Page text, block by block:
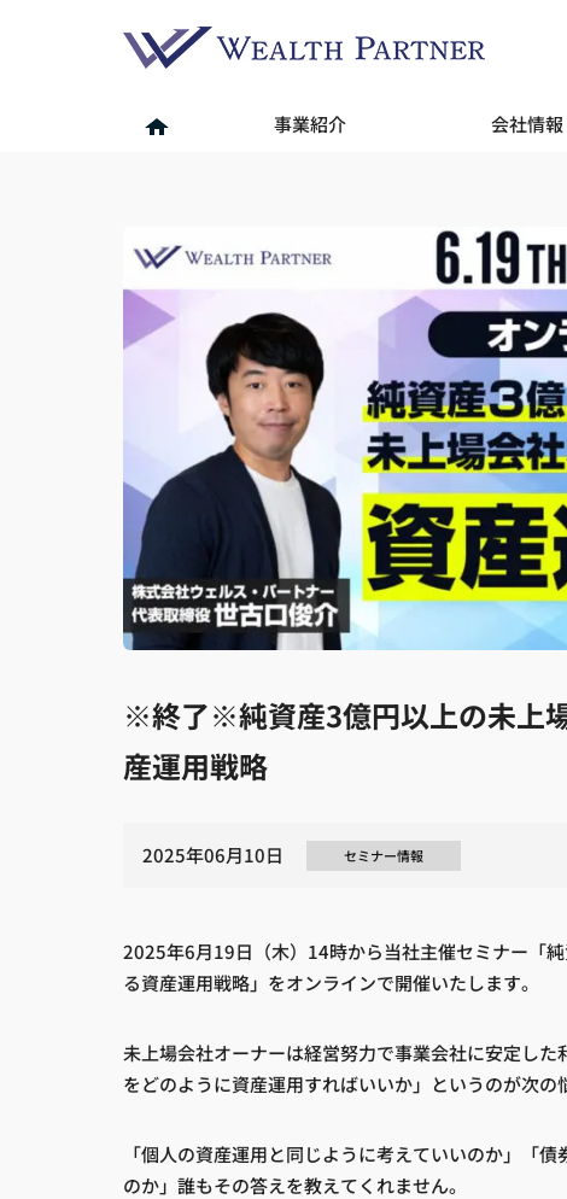
事業紹介 会社情報
※終了※純資産3億円以上の未上
産運用戦略
2025年06月10日 セミナー情報
2025年6月19日（木）14時から当社主催セミナー「
る資産運用戦略」をオンラインで開催いたします。
未上場会社オーナーは経営努力で事業会社に安定し
をどのように資産運用すればいいか」というのが次の
「個人の資産運用と同じように考えていいのか」「
のか」誰もその答えを教えてくれません。